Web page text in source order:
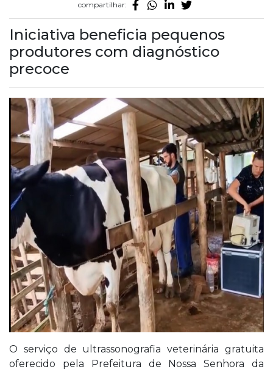
compartilhar:
Iniciativa beneficia pequenos
produtores com diagnóstico
precoce
O serviço de ultrassonografia veterinária gratuita
oferecido pela Prefeitura de Nossa Senhora da